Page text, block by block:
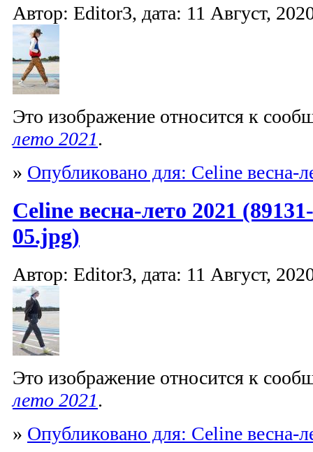
Автор: Editor3, дата: 11 Август,
Это изображение относится к
лето 2021.
» Опубликовано для: Celine весна-
Celine весна-лето 2021
05.jpg)
Автор: Editor3, дата: 11 Август,
Это изображение относится к
лето 2021.
» Опубликовано для: Celine весна-